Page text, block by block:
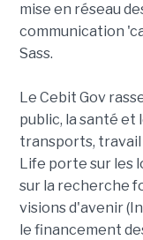
mise en réseau
communication
Sass.
Le Cebit Gov
public, la santé et
transports,
Life porte sur les
sur la recherche
visions d'avenir
le financement